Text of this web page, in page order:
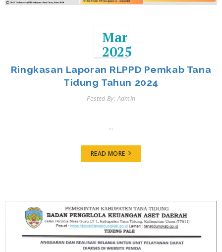
Mar
2025
Ringkasan Laporan RLPPD Pemkab Tana
Tidung Tahun 2024
Posted By: Admin
...
READ MORE